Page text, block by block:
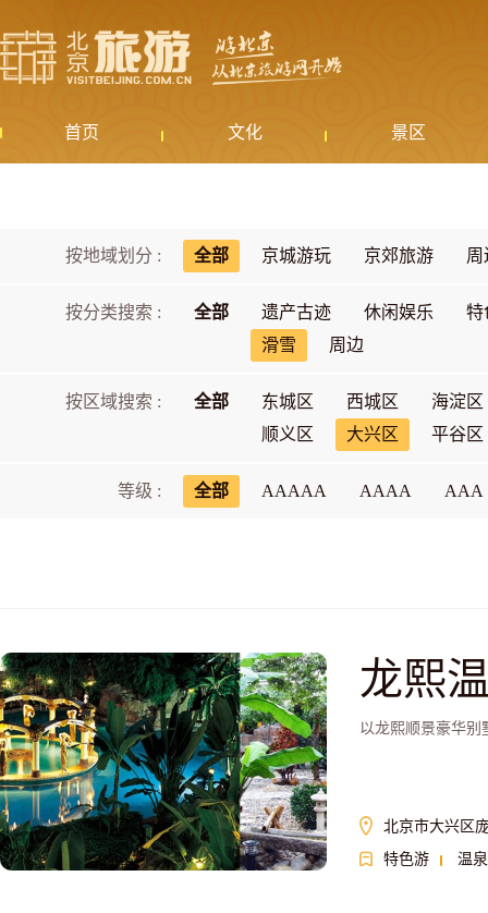
首页 文化 景区
按地域划分 : 全部 京城游玩 京郊旅游 周
按分类搜索 : 全部 遗产古迹 休闲娱乐
特
滑雪
周边
按区域搜索 : 全部 东城区 西城区
海淀区
顺义区
大兴区 平谷区
等级 : 全部 AAAAA AAAA AAA
龙熙
以龙熙顺景豪华别
北京市大兴区
特色游
温泉